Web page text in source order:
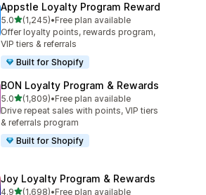
Appstle Loyalty Program Reward
5.0별 5개 중
(1,245)
총 리뷰 1245개
•Free plan available
Offer loyalty points, rewards program,
VIP tiers & referrals
Built for Shopify
BON Loyalty Program & Rewards
5.0별 5개 중
(1,809)
총 리뷰 1809개
•Free plan available
Drive repeat sales with points, VIP tiers
& referrals program
Built for Shopify
Joy Loyalty Program & Rewards
4.9별 5개 중
(1,698)•Free plan available